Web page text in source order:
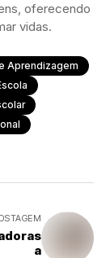
oferecendo
vidas.
Aprendizagem
a